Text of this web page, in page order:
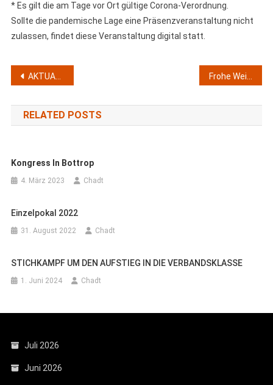
* Es gilt die am Tage vor Ort gültige Corona-Verordnung.
Sollte die pandemische Lage eine Präsenzveranstaltung nicht
zulassen, findet diese Veranstaltung digital statt.
Beitragsnavigation
AKTUALISIERTES HYGIENEKONZEPT FÜR TURNIERE DES SVR (09.12.2021)
RELATED POSTS
Kongress In Bottrop
4. März 2023 Chadt
Einzelpokal 2022
31. August 2022 Chadt
STICHKAMPF UM DEN AUFSTIEG IN DIE VERBANDSKLASSE
1. Juni 2024 Chadt
Juli 2026
Juni 2026